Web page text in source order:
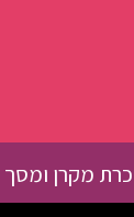
מקרן ומסך